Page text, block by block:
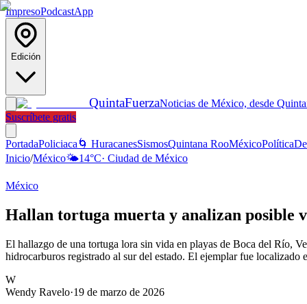
ImpresoPodcastApp
Edición
QuintaFuerzaNoticias de México, desde
Suscríbete gratis
PortadaPoliciaca 🌀 HuracanesSismosQuintana RooMéxicoPolítica
Inicio/México🌤️14°C· Ciudad de México
México
Hallan tortuga muerta y analizan posible
El hallazgo de una tortuga lora sin vida en playas de Boca del Río,
hidrocarburos registrado al sur del estado. El ejemplar fue
W
Wendy Ravelo·19 de marzo de 2026